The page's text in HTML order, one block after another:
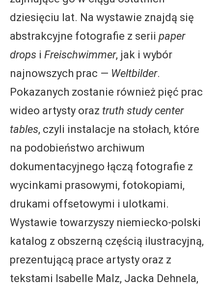
dziesięciu lat. Na wystawie znajdą się
abstrakcyjne fotografie z serii paper
drops i Freischwimmer, jak i wybór
najnowszych prac — Weltbilder.
Pokazanych zostanie również pięć prac
wideo artysty oraz truth study center
tables, czyli instalacje na stołach, które
na podobieństwo archiwum
dokumentacyjnego łączą fotografie z
wycinkami prasowymi, fotokopiami,
drukami offsetowymi i ulotkami.
Wystawie towarzyszy niemiecko-polski
katalog z obszerną częścią ilustracyjną,
prezentującą prace artysty oraz z
tekstami Isabelle Malz, Jacka Dehnela,